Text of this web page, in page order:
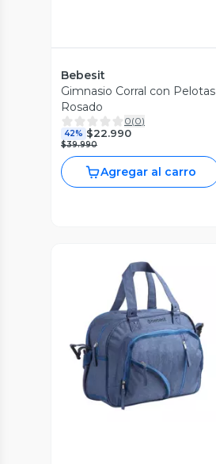
Bebesit
Gimnasio Corral con Pelotas
Rosado
0(0)
42% $22.990
$39.990
Agregar al carro
Vista Previa